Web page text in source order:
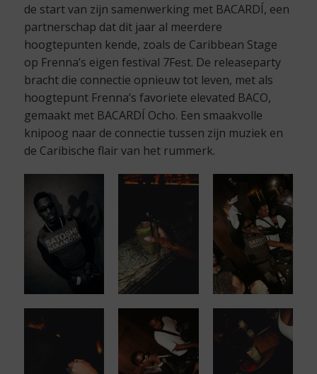
de start van zijn samenwerking met BACARDÍ, een
partnerschap dat dit jaar al meerdere
hoogtepunten kende, zoals de Caribbean Stage
op Frenna’s eigen festival 7Fest. De releaseparty
bracht die connectie opnieuw tot leven, met als
hoogtepunt Frenna’s favoriete elevated BACO,
gemaakt met BACARDÍ Ocho. Een smaakvolle
knipoog naar de connectie tussen zijn muziek en
de Caribische flair van het rummerk.